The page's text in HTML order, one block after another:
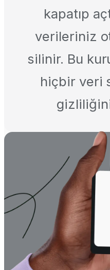
kapatıp
verileriniz
silinir. Bu
hiçbir veri